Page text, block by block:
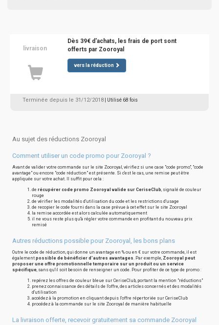
livraison
Dès 39€ d'achats, les frais de port sont
offerts par Zooroyal
vers la réduction
Terminée depuis le 31/12/2018 | Utilisé 68 fois
Au sujet des réductions Zooroyal
Comment utiliser un code promo pour Zooroyal ?
Avant de valider votre commande sur le site Zooroyal, vérifiez si une case "code promo", "code
avantage" ou encore "code réduction" est présente. Si c'est le cas, une remise peut être
appliquée sur votre achat. Il suffit pour cela :
de récupérer code promo Zooroyal valide sur CeriseClub, signalé de couleur
rouge
de vérifier les modalités d'utilisation du code et les restrictions d'usage
de recopier le code fourni dans la case prévue à cet effet sur le site Zooroyal
la remise accordée est alors calculée automatiquement
il ne vous reste plus qu'à régler votre commande en profitant du nouveau prix
remisé
Autres réductions possible pour Zooroyal, les bons plans
Outre le code de réduction, qui donne un avantage en % ou en € sur votre commande, il est
également possible de bénéficier d'autres avantages. Par exemple, Zooroyal peut
proposer une offre promotionnelle temporaire sur un produit ou un service
spécifique, sans qu'il soit besoin de renseigner un code. Pour profiter de ce type de promo :
repérez les offres de couleur bleue sur CeriseClub, portant la mention "réductions"
prenez connaissance des détails de l'offre, des articles concernés et des modalités
d'utilisation
accédez à la promotion en cliquant depuis l'offre répertoriée sur CeriseClub
procédez à la commande sur le site Zooroyal de manière habituelle
La livraison offerte, recevoir gratuitement sa commande Zooroyal